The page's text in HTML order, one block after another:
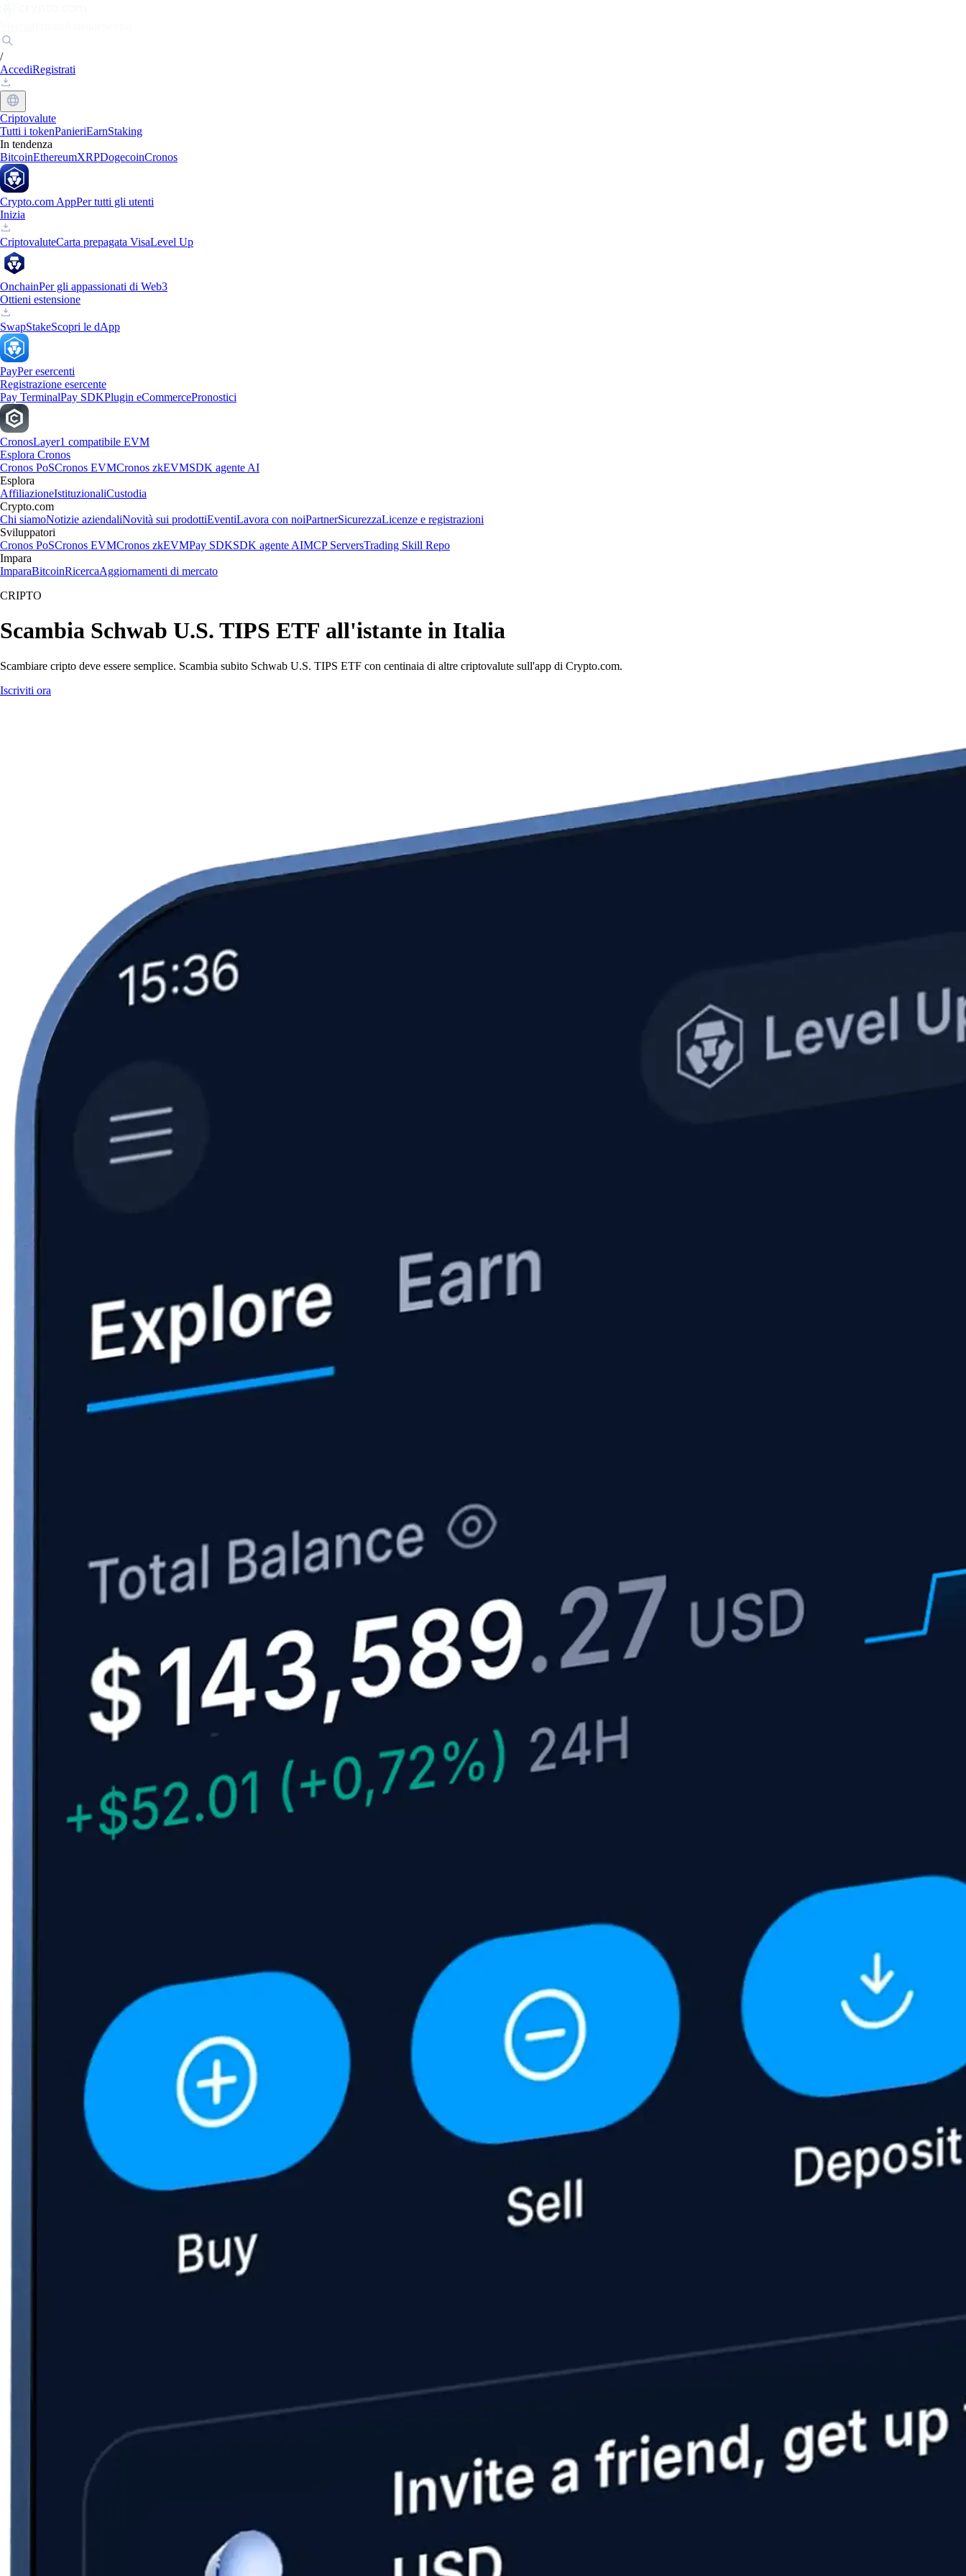
/
AccediRegistrati
Criptovalute
Tutti i tokenPanieriEarnStaking
In tendenza
BitcoinEthereumXRPDogecoinCronos
Crypto.com AppPer tutti gli utenti
Inizia
CriptovaluteCarta prepagata VisaLevel Up
OnchainPer gli appassionati di Web3
Ottieni estensione
SwapStakeScopri le dApp
PayPer esercenti
Registrazione esercente
Pay TerminalPay SDKPlugin eCommercePronostici
CronosLayer1 compatibile EVM
Esplora Cronos
Cronos PoSCronos EVMCronos zkEVMSDK agente AI
Esplora
AffiliazioneIstituzionaliCustodia
Crypto.com
Chi siamoNotizie aziendaliNovità sui prodottiEventiLavora con noiPartnerSicurezzaLicenze e registrazioni
Sviluppatori
Cronos PoSCronos EVMCronos zkEVMPay SDKSDK agente AIMCP ServersTrading Skill Repo
Impara
ImparaBitcoinRicercaAggiornamenti di mercato
CRIPTO
Scambia Schwab U.S. TIPS ETF all'istante in Italia
Scambiare cripto deve essere semplice. Scambia subito Schwab U.S. TIPS ETF con centinaia di altre criptovalute sull'app di Crypto.com.
Iscriviti ora